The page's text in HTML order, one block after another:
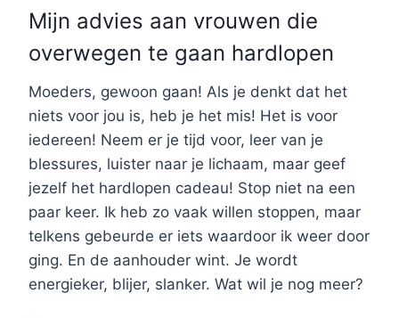
Mijn advies aan vrouwen die
overwegen te gaan hardlopen
Moeders, gewoon gaan! Als je denkt dat het
niets voor jou is, heb je het mis! Het is voor
iedereen! Neem er je tijd voor, leer van je
blessures, luister naar je lichaam, maar geef
jezelf het hardlopen cadeau! Stop niet na een
paar keer. Ik heb zo vaak willen stoppen, maar
telkens gebeurde er iets waardoor ik weer door
ging. En de aanhouder wint. Je wordt
energieker, blijer, slanker. Wat wil je nog meer?